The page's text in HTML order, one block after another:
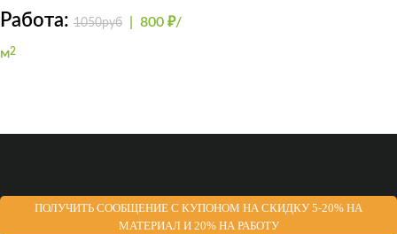
Работа: 1050руб 800 ₽/
м2
ПОЛУЧИТЬ СООБЩЕНИЕ С КУПОНОМ НА СКИДКУ 5-20% НА
МАТЕРИАЛ И 20% НА РАБОТУ